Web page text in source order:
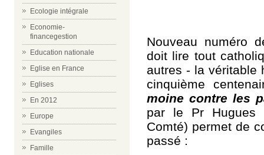
Ecologie intégrale
Economie-
financegestion
Education nationale
Eglise en France
Eglises
En 2012
Europe
Evangiles
Famille
Nouveau numéro
doit lire tout
autres - la
cinquième
moine contre les
par le Pr Hugues
Comté) permet de
passé :